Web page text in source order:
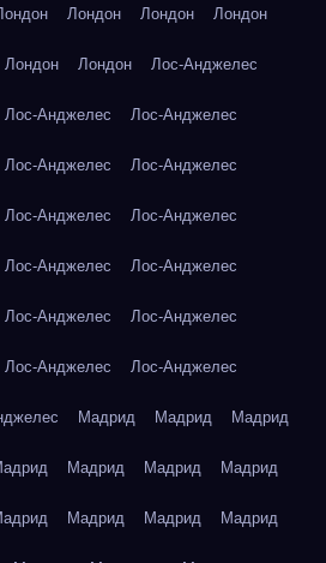
Лондон Лондон Лондон
Лондон Лондон Лос-Анджелес
Лос-Анджелес Лос-Анджелес
Лос-Анджелес Лос-Анджелес
Лос-Анджелес Лос-Анджелес
Лос-Анджелес Лос-Анджелес
Лос-Анджелес Лос-Анджелес
Лос-Анджелес Лос-Анджелес
Мадрид Мадрид Мадрид
Мадрид Мадрид Мадрид
Мадрид Мадрид Мадрид